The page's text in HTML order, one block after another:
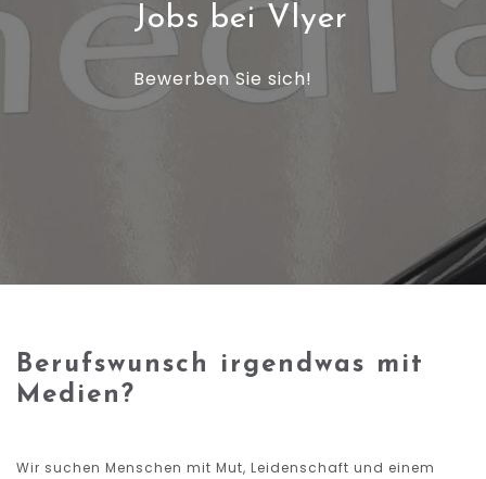
Jobs bei Vlyer
Bewerben Sie sich!
Berufswunsch irgendwas mit
Medien?
Wir suchen Menschen mit Mut, Leidenschaft und einem